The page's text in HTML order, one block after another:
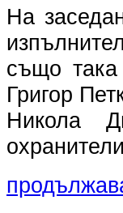
На
също
Григор
Никола